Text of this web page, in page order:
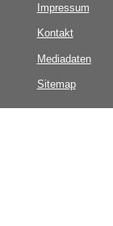
Impressum
Kontakt
Mediadaten
Sitemap